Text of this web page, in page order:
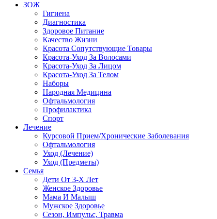
ЗОЖ
Гигиена
Диагностика
Здоровое Питание
Качество Жизни
Красота Сопутствующие Товары
Красота-Уход За Волосами
Красота-Уход За Лицом
Красота-Уход За Телом
Наборы
Народная Медицина
Офтальмология
Профилактика
Спорт
Лечение
Курсовой Прием/Хронические Заболевания
Офтальмология
Уход (Лечение)
Уход (Предметы)
Семья
Дети От 3-Х Лет
Женское Здоровье
Мама И Малыш
Мужское Здоровье
Сезон, Импульс, Травма